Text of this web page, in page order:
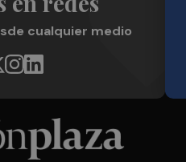
cualquier medio